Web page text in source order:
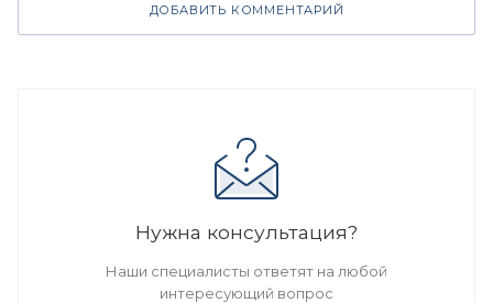
ДОБАВИТЬ КОММЕНТАРИЙ
Нужна консультация?
Наши специалисты ответят на любой
интересующий вопрос